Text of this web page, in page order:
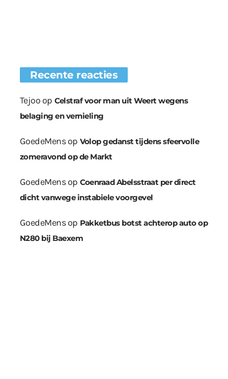
Recente reacties
Tejoo op Celstraf voor man uit Weert wegens
belaging en vernieling
GoedeMensop Volop gedanst tijdens sfeervolle
zomeravond op de Markt
GoedeMensop Coenraad Abelsstraat per direct
dicht vanwege instabiele voorgevel
GoedeMensop Pakketbus botst achterop auto op
N280 bij Baexem